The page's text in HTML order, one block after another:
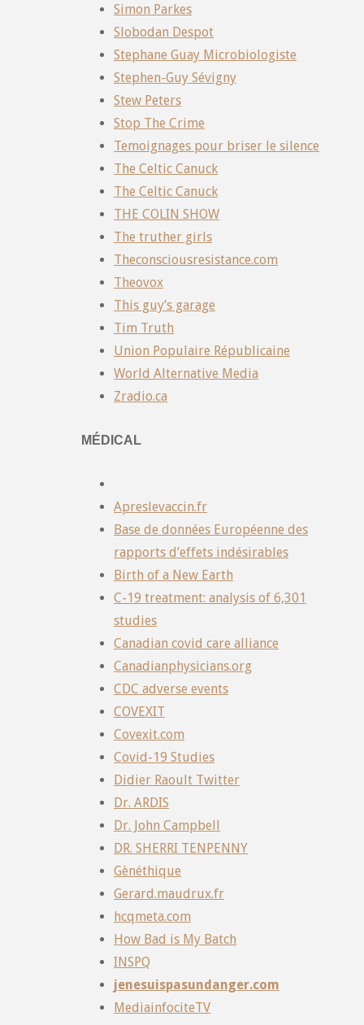
Simon Parkes
Slobodan Despot
Stephane Guay Microbiologiste
Stephen-Guy Sévigny
Stew Peters
Stop The Crime
Temoignages pour briser le silence
The Celtic Canuck
The Celtic Canuck
THE COLIN SHOW
The truther girls
Theconsciousresistance.com
Theovox
This guy’s garage
Tim Truth
Union Populaire Républicaine
World Alternative Media
Zradio.ca
MÉDICAL
Apreslevaccin.fr
Base de données Européenne des
rapports d’effets indésirables
Birth of a New Earth
C-19 treatment: analysis of 6,301
studies
Canadian covid care alliance
Canadianphysicians.org
CDC adverse events
COVEXIT
Covexit.com
Covid-19 Studies
Didier Raoult Twitter
Dr. ARDIS
Dr. John Campbell
DR. SHERRI TENPENNY
Gènéthique
Gerard.maudrux.fr
hcqmeta.com
How Bad is My Batch
INSPQ
jenesuispasundanger.com
MediainfociteTV